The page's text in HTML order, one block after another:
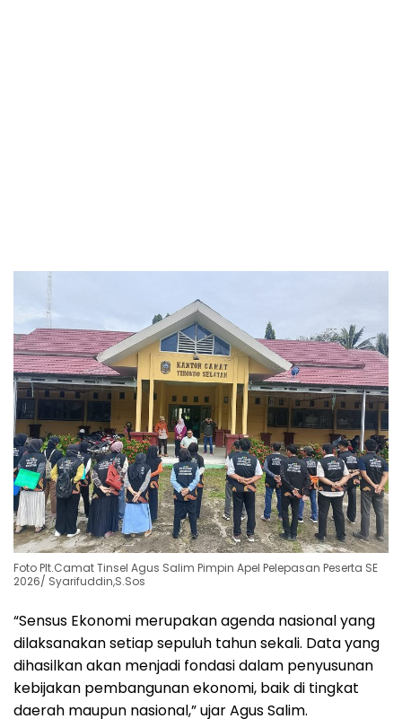
Foto Plt.Camat Tinsel Agus Salim Pimpin Apel Pelepasan Peserta SE
2026/ Syarifuddin,S.Sos
“Sensus Ekonomi merupakan agenda nasional yang
dilaksanakan setiap sepuluh tahun sekali. Data yang
dihasilkan akan menjadi fondasi dalam penyusunan
kebijakan pembangunan ekonomi, baik di tingkat
daerah maupun nasional,” ujar Agus Salim.